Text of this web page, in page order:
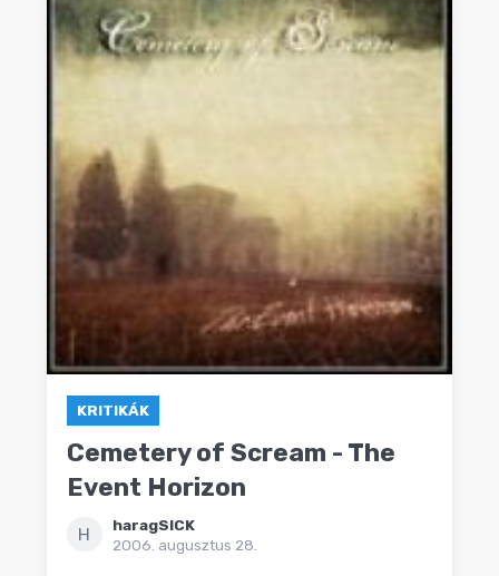
KRITIKÁK
Cemetery of Scream - The
Event Horizon
H
haragSICK
2006. augusztus 28.